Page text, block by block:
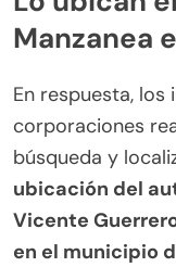
Manzanea
En respuesta,
corporaciones
búsqueda y
ubicación del
Vicente
en el municipio